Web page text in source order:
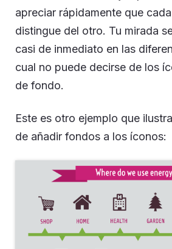
apreciar rápidamente que
distingue del otro. Tu mirada
casi de inmediato en las
cual no puede decirse de los
de fondo.
Este es otro ejemplo que
de añadir fondos a los íconos: